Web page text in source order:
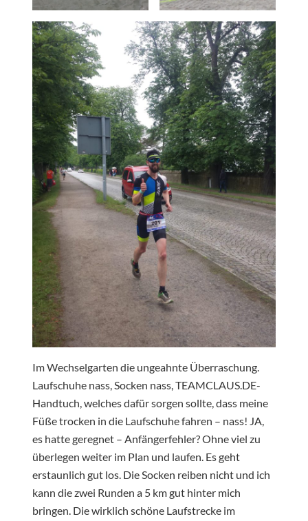
Im Wechselgarten die ungeahnte Überraschung.
Laufschuhe nass, Socken nass, TEAMCLAUS.DE-
Handtuch, welches dafür sorgen sollte, dass meine
Füße trocken in die Laufschuhe fahren – nass! JA,
es hatte geregnet – Anfängerfehler? Ohne viel zu
überlegen weiter im Plan und laufen. Es geht
erstaunlich gut los. Die Socken reiben nicht und ich
kann die zwei Runden a 5 km gut hinter mich
bringen. Die wirklich schöne Laufstrecke im